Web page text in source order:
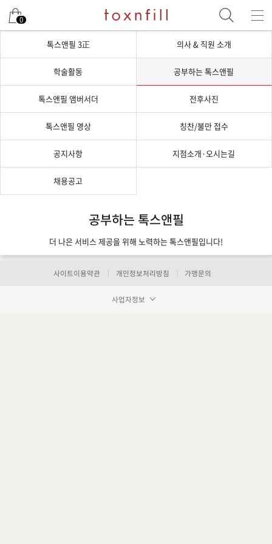
0
톡스앤필 3正 의사 & 직원 소개
학술활동 공부하는 톡스앤필
톡스앤필 앰버서더 전후사진
톡스앤필 영상 칭찬/불만 접수
공지사항 지점소개·오시는길
채용공고
공부하는 톡스앤필
더 나은 서비스 제공을 위해 노력하는 톡스앤필입니다!
사이트이용약관 개인정보처리방침 가맹문의
사업자정보